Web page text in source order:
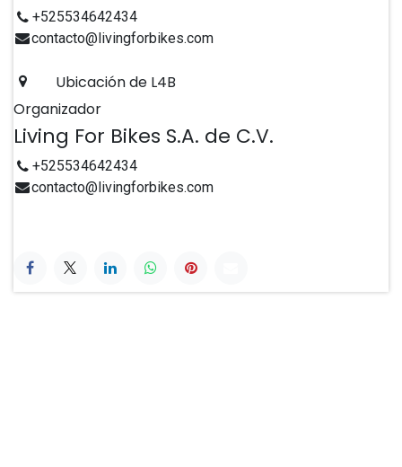
+525534642434
contacto@livingforbikes.com
Ubicación de L4B
Organizador
Living For Bikes S.A. de C.V.
+525534642434
contacto@livingforbikes.com